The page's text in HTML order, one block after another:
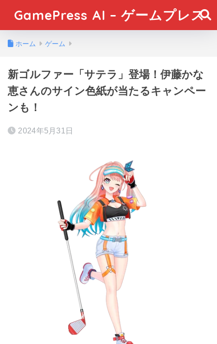
GamePress AI – ゲームプレス
ホーム ゲーム
新ゴルファー「サテラ」登場！伊藤かな
恵さんのサイン色紙が当たるキャンペー
ンも！
2024年5月31日